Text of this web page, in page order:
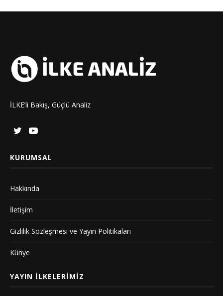
İLKE’li Bakış, Güçlü Analiz
KURUMSAL
Hakkında
İletişim
Gizlilik Sözleşmesi ve Yayın Politikaları
Künye
YAYIN İLKELERIMIZ